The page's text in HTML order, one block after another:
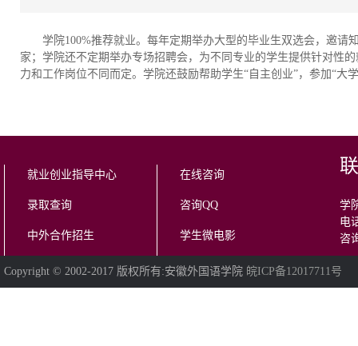
学院100%推荐就业。每年定期举办大型的毕业生双选会，邀
家；学院还不定期举办专场招聘会，为不同专业的学生提供针对性
力和工作岗位不同而定。学院还鼓励帮助学生“自主创业”，参加“大
就业创业指导中心
录取查询
中外合作招生
在线咨询
咨询QQ
学生微电影
学
电
咨
Copyright © 2002-2017 版权所有:安徽外国语学院 皖ICP备12017711号